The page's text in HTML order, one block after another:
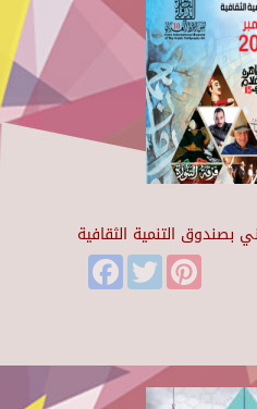
بصندوق التنمية الثقافية
FacebookTwitter